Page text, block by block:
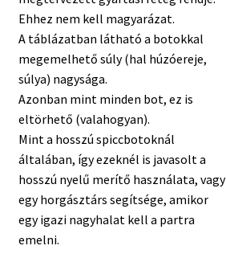
Ehhez nem kell magyarázat.
A táblázatban látható a botokkal
megemelhető súly (hal húzóereje,
súlya) nagysága.
Azonban mint minden bot, ez is
eltörhető (valahogyan).
Mint a hosszú spiccbotoknál
általában, így ezeknél is javasolt a
hosszú nyelű merítő használata, vagy
egy horgásztárs segítsége, amikor
egy igazi nagyhalat kell a partra
emelni.